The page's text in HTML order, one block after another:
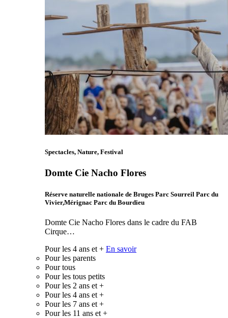
Spectacles, Nature, Festival
Domte Cie Nacho Flores
Réserve naturelle nationale de Bruges Parc Sourreil Parc du
Vivier,Mérignac Parc du Bourdieu
Domte Cie Nacho Flores dans le cadre du FAB
Cirque…
Pour les 4 ans et + En savoir
Pour les parents
Pour tous
Pour les tous petits
Pour les 2 ans et +
Pour les 4 ans et +
Pour les 7 ans et +
Pour les 11 ans et +